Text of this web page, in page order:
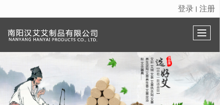
很遗憾，因您的浏览器版本过低导致无法获得最佳浏览体验，推荐下载安装谷歌浏览器！
登录 丨 注册